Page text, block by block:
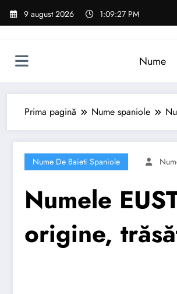
Sari
9 august 2026 1:09:28 PM
Nume
Prima pagină Nume spaniole
Nume De Baieti Spaniole
Numele
origine,